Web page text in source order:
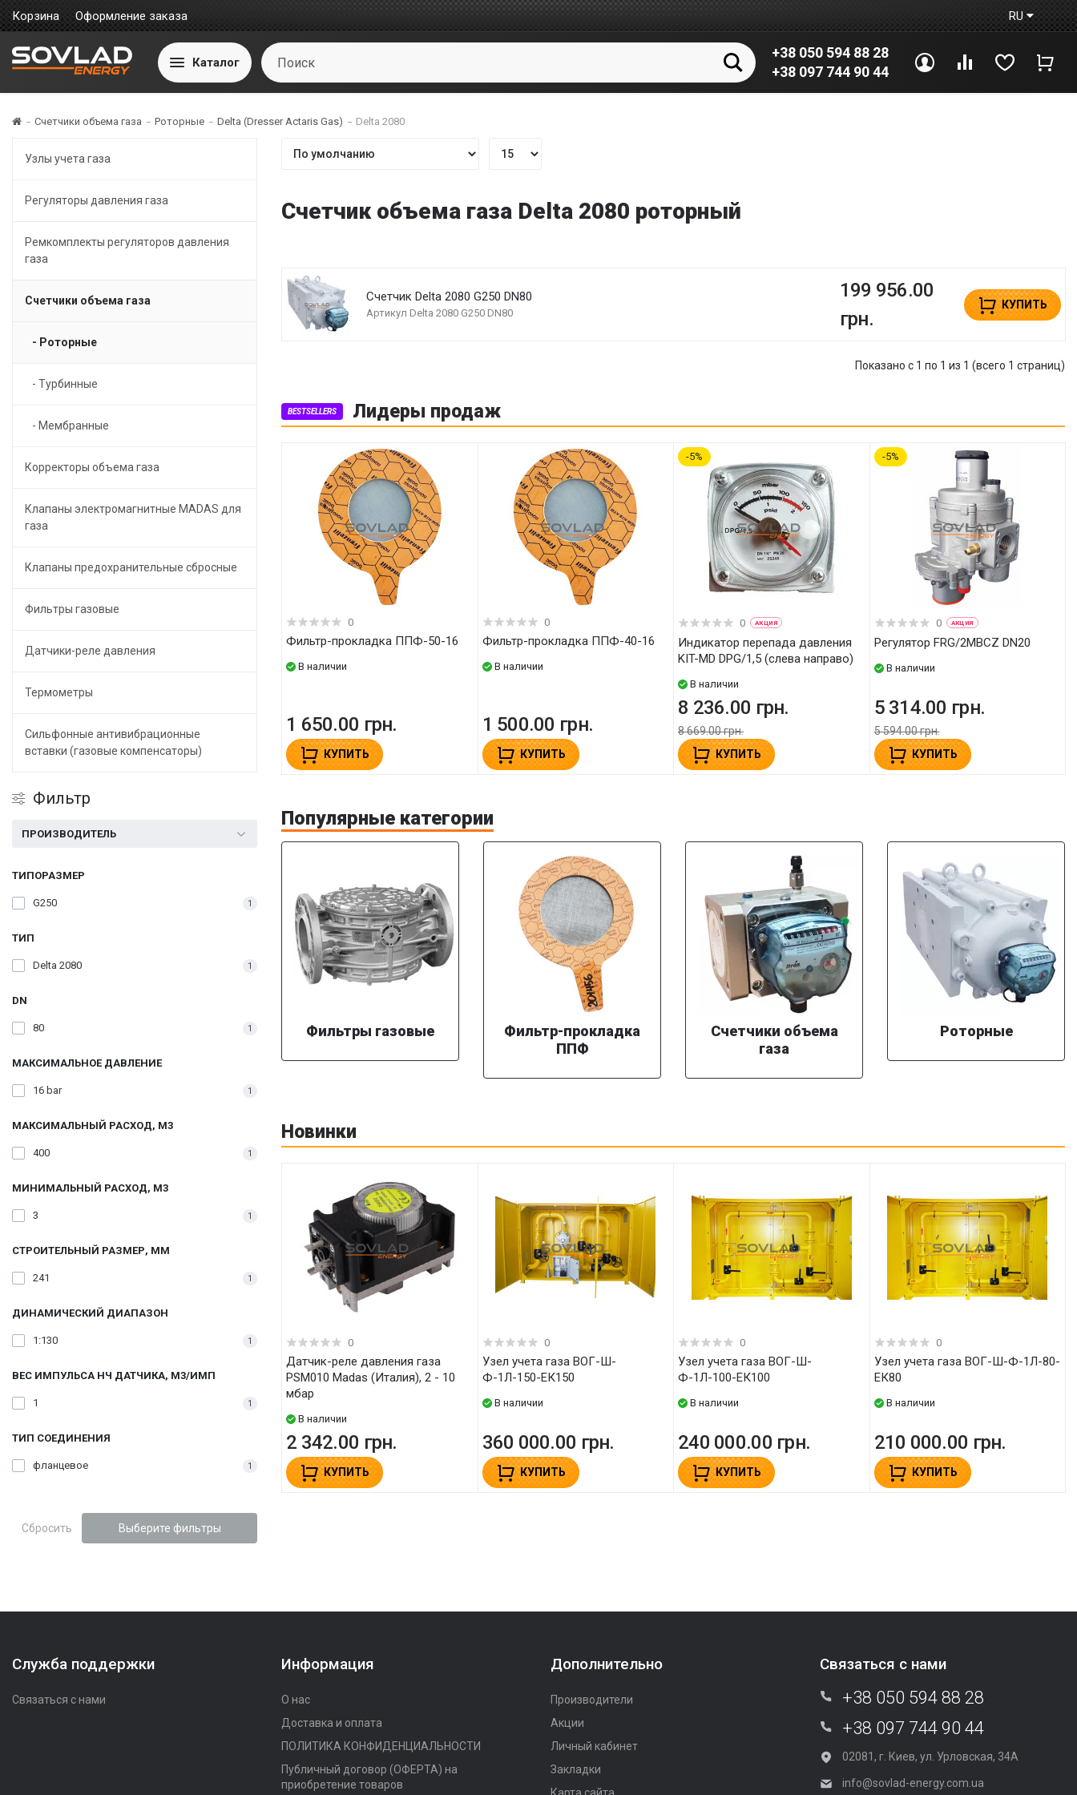
Корзина Оформление заказа RU
Каталог
+38 050 594 88 28
+38 097 744 90 44
Войти СравнениеИзбранное
Счетчики объема газа Роторные Delta (Dresser Actaris Gas) Delta 2080
Узлы учета газа
Регуляторы давления газа
Ремкомплекты регуляторов давления
газа
Счетчики объема газа
- Роторные
- Турбинные
- Мембранные
Корректоры объема газа
Клапаны электромагнитные MADAS для
газа
Клапаны предохранительные сбросные
Фильтры газовые
Датчики-реле давления
Термометры
Сильфонные антивибрационные
вставки (газовые компенсаторы)
Фильтр
ПРОИЗВОДИТЕЛЬ
ТИПОРАЗМЕР
G250 1
ТИП
Delta 2080 1
DN
80 1
МАКСИМАЛЬНОЕ ДАВЛЕНИЕ
16 bar 1
МАКСИМАЛЬНЫЙ РАСХОД, М3
400 1
МИНИМАЛЬНЫЙ РАСХОД, М3
3 1
СТРОИТЕЛЬНЫЙ РАЗМЕР, ММ
241 1
ДИНАМИЧЕСКИЙ ДИАПАЗОН
1:130 1
ВЕС ИМПУЛЬСА НЧ ДАТЧИКА, М3/ИМП
1 1
ТИП СОЕДИНЕНИЯ
фланцевое 1
Сбросить Выберите фильтры
Счетчик объема газа Delta 2080 роторный
счетчик Delta 2080 G250 DN80
Артикул Delta 2080 G250 DN80
199 956.00
грн.
КУПИТЬ
Показано с 1 по 1 из 1 (всего 1 страниц)
BESTSELLERS Лидеры продаж
0
Фильтр-прокладка ППФ-50-16
В наличии
1 650.00 грн.
КУПИТЬ
0
Фильтр-прокладка ППФ-40-16
В наличии
1 500.00 грн.
КУПИТЬ
5
0 АКЦИЯ
Индикатор перепада давления
KIT-MD DPG/1,5 (слева направо)
В наличии
8 236.00 грн.
8 669.00 грн.
КУПИТЬ
5
0 АКЦИЯ
Регулятор FRG/2MBCZ DN20
В наличии
5 314.00 грн.
5 594.00 грн.
КУПИТЬ
Популярные категории
Фильтры газовые
Фильтр-прокладка
ППФ
Счетчики объема
газа
Роторные
Новинки
0
Датчик-реле давления газа
PSM010 Madas (Италия), 2 - 10
мбар
В наличии
2 342.00 грн.
КУПИТЬ
0
Узел учета газа ВОГ-Ш-
Ф-1Л-150-ЕК150
В наличии
360 000.00 грн.
КУПИТЬ
0
Узел учета газа ВОГ-Ш-
Ф-1Л-100-ЕК100
В наличии
240 000.00 грн.
КУПИТЬ
0
Узел учета газа ВОГ-Ш-Ф-1Л-80-
ЕК80
В наличии
210 000.00 грн.
КУПИТЬ
Служба поддержки
Связаться с нами
Информация
О нас
Доставка и оплата
ПОЛИТИКА КОНФИДЕНЦИАЛЬНОСТИ
Публичный договор (ОФЕРТА) на
приобретение товаров
Дополнительно
Производители
Акции
Личный кабинет
Закладки
Связаться с нами
+38 050 594 88 28
+38 097 744 90 44
02081, г. Киев, ул. Урловская, 34А
info@sovlad-energy.com.ua